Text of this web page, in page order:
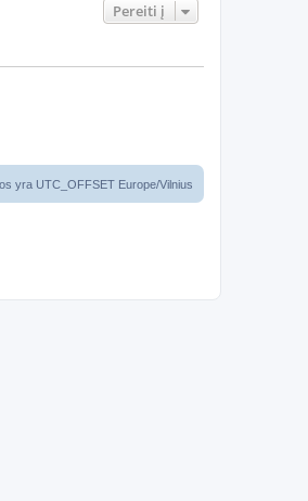
Pereiti į
yra UTC_OFFSET Europe/Vilnius